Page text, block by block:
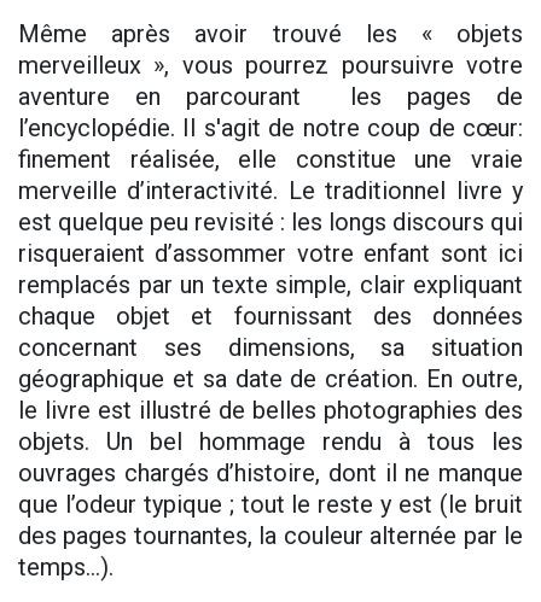
Même après avoir trouvé les « objets
merveilleux », vous pourrez poursuivre votre
aventure en parcourant les pages de
l’encyclopédie. Il s'agit de notre coup de cœur:
finement réalisée, elle constitue une vraie
merveille d’interactivité. Le traditionnel livre y
est quelque peu revisité : les longs discours qui
risqueraient d’assommer votre enfant sont ici
remplacés par un texte simple, clair expliquant
chaque objet et fournissant des données
concernant ses dimensions, sa situation
géographique et sa date de création. En outre,
le livre est illustré de belles photographies des
objets. Un bel hommage rendu à tous les
ouvrages chargés d’histoire, dont il ne manque
que l’odeur typique ; tout le reste y est (le bruit
des pages tournantes, la couleur alternée par le
temps…).